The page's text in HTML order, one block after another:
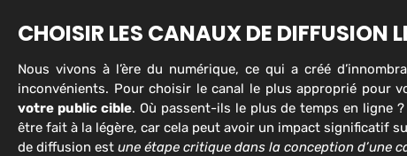
CHOISIR LES CANAUX DE DIFFUSION
Nous vivons à l’ère du numérique, ce qui a créé
inconvénients. Pour choisir le canal le plus approprié pour
votre public cible. Où passent-ils le plus de temps en ligne
être fait à la légère, car cela peut avoir un impact significatif
de diffusion est une étape critique dans la conception d’une